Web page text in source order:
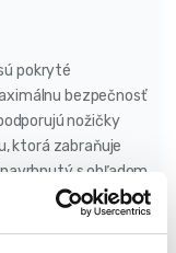
pokryté
bezpečnosť
nožičky
ktorá zabraňuje
s ohľadom
cm x 4 cm x 116 cm,